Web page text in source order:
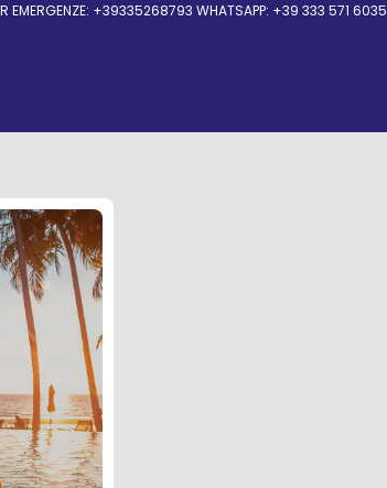
+39335268793 WHATSAPP: +39 333 571 6035